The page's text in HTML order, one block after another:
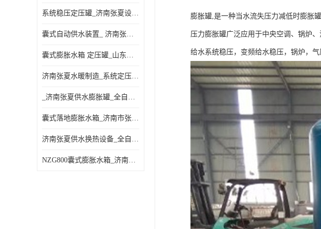
系统稳压定压罐_济南张夏设备厂家_采暖空调系统
囊式自动供水装置_ 济南张夏水暖设备
囊式膨胀水箱 定压罐_山东水龙王设备销售
济南张夏水暖制造_系统定压装置 定压罐
_济南张夏供水膨胀罐_全自动定压排气机组
囊式落地膨胀水箱_济南市张夏水暖器材厂
济南张夏供水换热设备_全自动定压脱气装置
NZG800囊式膨胀水箱_济南张夏设备制造
膨胀罐,是一种当水流失压力减低时膨胀
压力膨胀罐广泛应用于中央空调、锅炉
给水系统稳压，变频给水稳压，锅炉，气